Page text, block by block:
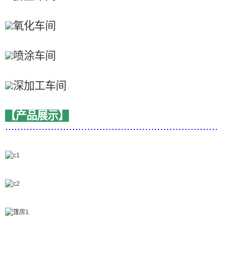
【产品展示】
......................................................................